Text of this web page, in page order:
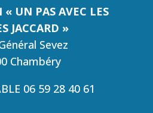
« UN PAS AVEC LES
JACCARD »
Sevez
Chambéry
06 59 28 40 61